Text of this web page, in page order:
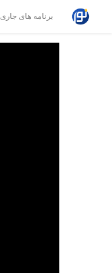
برنامه های جاری